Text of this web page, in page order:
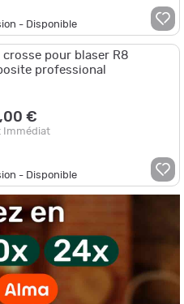
- Disponible
crosse pour blaser R8
professional
€
Immédiat
- Disponible